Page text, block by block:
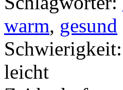
warm, gesund
Schwierigkeit:
leicht